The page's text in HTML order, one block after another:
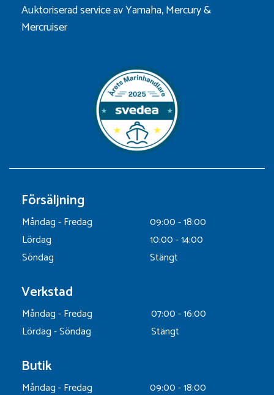
Auktoriserad service av Yamaha, Mercury &
Mercruiser
Försäljning
Måndag - Fredag
09:00 - 18:00
Lördag
10:00 - 14:00
Söndag
Stängt
Verkstad
Måndag - Fredag
07:00 - 16:00
Lördag - Söndag
Stängt
Butik
Måndag - Fredag
09:00 - 18:00